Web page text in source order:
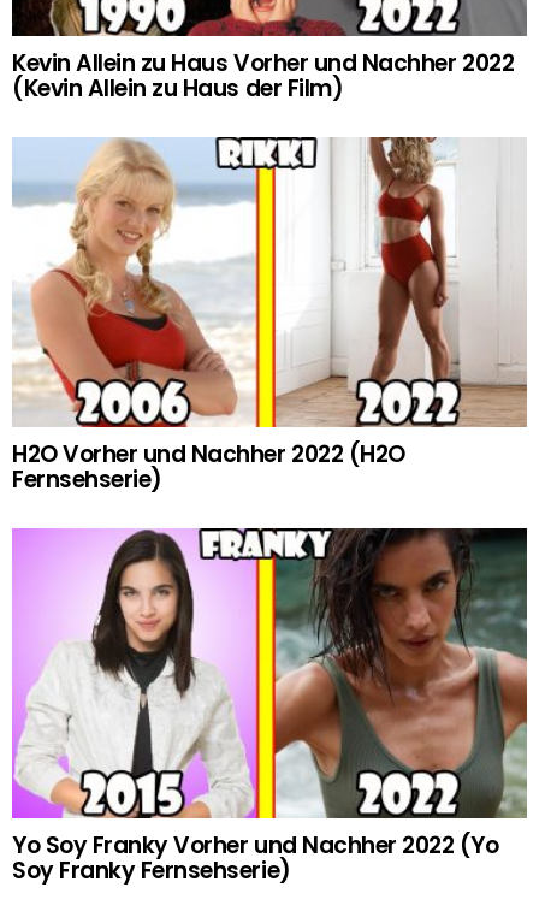
Kevin Allein zu Haus Vorher und Nachher 2022
(Kevin Allein zu Haus der Film)
H2O Vorher und Nachher 2022 (H2O
Fernsehserie)
Yo Soy Franky Vorher und Nachher 2022 (Yo
Soy Franky Fernsehserie)